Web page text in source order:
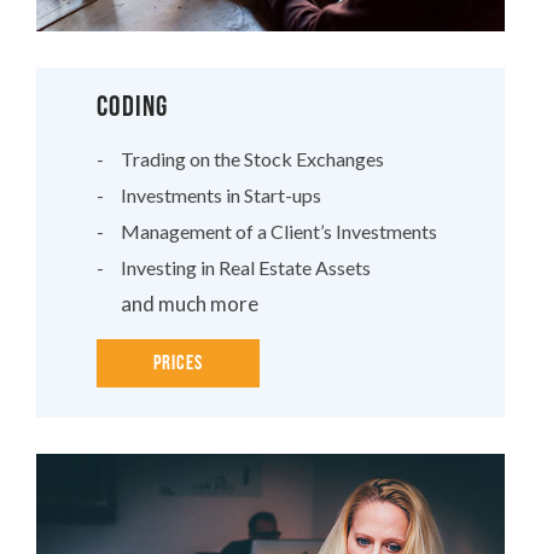
CODING
Trading on the Stock Exchanges
Investments in Start-ups
Management of a Client’s Investments
Investing in Real Estate Assets
and much more
Prices